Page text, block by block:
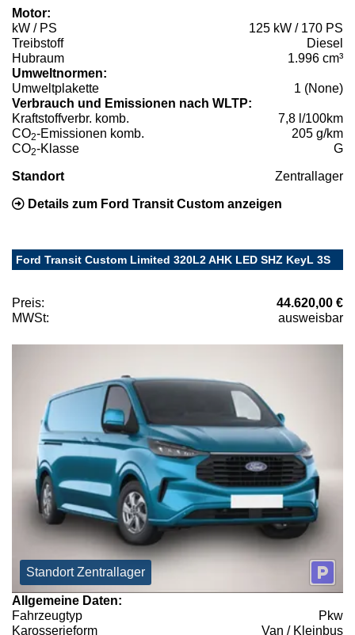
Motor:
kW / PS
125 kW / 170 PS
Treibstoff
Diesel
Hubraum
1.996 cm³
Umweltnormen:
Umweltplakette
1 (None)
Verbrauch und Emissionen nach WLTP:
Kraftstoffverbr. komb.
7,8 l/100km
CO2-Emissionen komb.
205 g/km
CO2-Klasse G
Standort Zentrallager
Details zum Ford Transit Custom anzeigen
Ford Transit Custom Limited 320L2 AHK LED SHZ KeyL 3S
Preis:
44.620,00 €
MWSt:
ausweisbar
Standort Zentrallager
Allgemeine Daten:
Fahrzeugtyp
Pkw
Karosserieform
Van / Kleinbus